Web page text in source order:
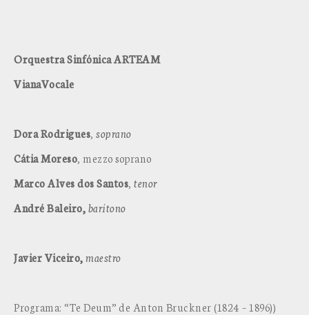
Orquestra Sinfónica ARTEAM
VianaVocale
Dora Rodrigues, soprano
Cátia Moreso, mezzo soprano
Marco Alves dos Santos, tenor
André Baleiro,barítono
Javier Viceiro,maestro
Programa: “Te Deum” de Anton Bruckner (1824 – 1896))